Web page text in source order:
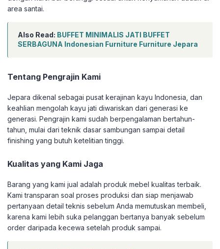
area santai.
Also Read: BUFFET MINIMALIS JATI BUFFET
SERBAGUNA Indonesian Furniture Furniture Jepara
Tentang Pengrajin Kami
Jepara dikenal sebagai pusat kerajinan kayu Indonesia, dan
keahlian mengolah kayu jati diwariskan dari generasi ke
generasi. Pengrajin kami sudah berpengalaman bertahun-
tahun, mulai dari teknik dasar sambungan sampai detail
finishing yang butuh ketelitian tinggi.
Kualitas yang Kami Jaga
Barang yang kami jual adalah produk mebel kualitas terbaik.
Kami transparan soal proses produksi dan siap menjawab
pertanyaan detail teknis sebelum Anda memutuskan membeli,
karena kami lebih suka pelanggan bertanya banyak sebelum
order daripada kecewa setelah produk sampai.